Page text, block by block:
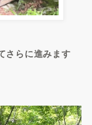
さらに進みます